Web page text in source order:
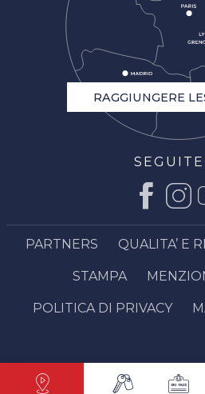
RAGGIUNGERE
PARTNERS QUALITA’ E
STAMPA
POLITICA DI PRIVACY